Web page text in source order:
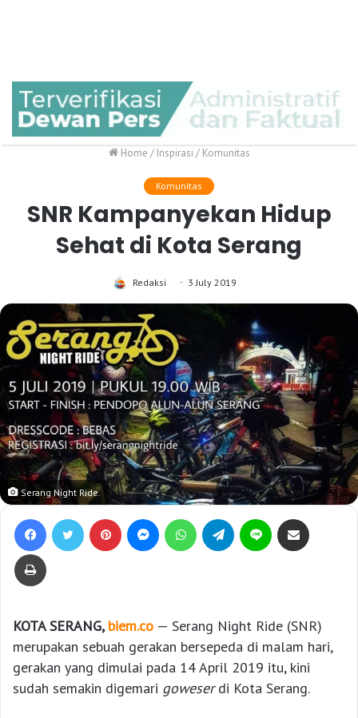
Home / Inspirasi / Komunitas
Komunitas
SNR Kampanyekan Hidup
Sehat di Kota Serang
Redaksi 3 July 2019
Serang Night Ride.
KOTA SERANG,biem.co — Serang Night Ride (SNR)
merupakan sebuah gerakan bersepeda di malam hari,
gerakan yang dimulai pada 14 April 2019 itu, kini
sudah semakin digemari goweserdi Kota Serang.